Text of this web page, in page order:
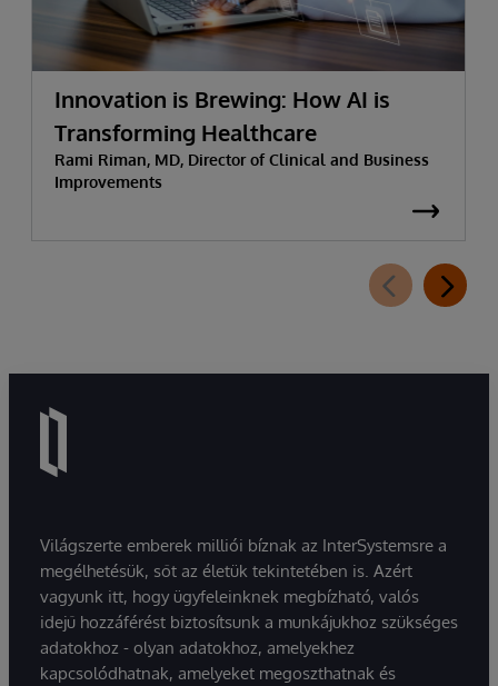
Innovation is Brewing: How AI is
Transforming Healthcare
Rami Riman, MD, Director of Clinical and Business
Improvements
Világszerte emberek milliói bíznak az InterSystemsre a
megélhetésük, sőt az életük tekintetében is. Azért
vagyunk itt, hogy ügyfeleinknek megbízható, valós
idejű hozzáférést biztosítsunk a munkájukhoz szükséges
adatokhoz - olyan adatokhoz, amelyekhez
kapcsolódhatnak, amelyeket megoszthatnak és